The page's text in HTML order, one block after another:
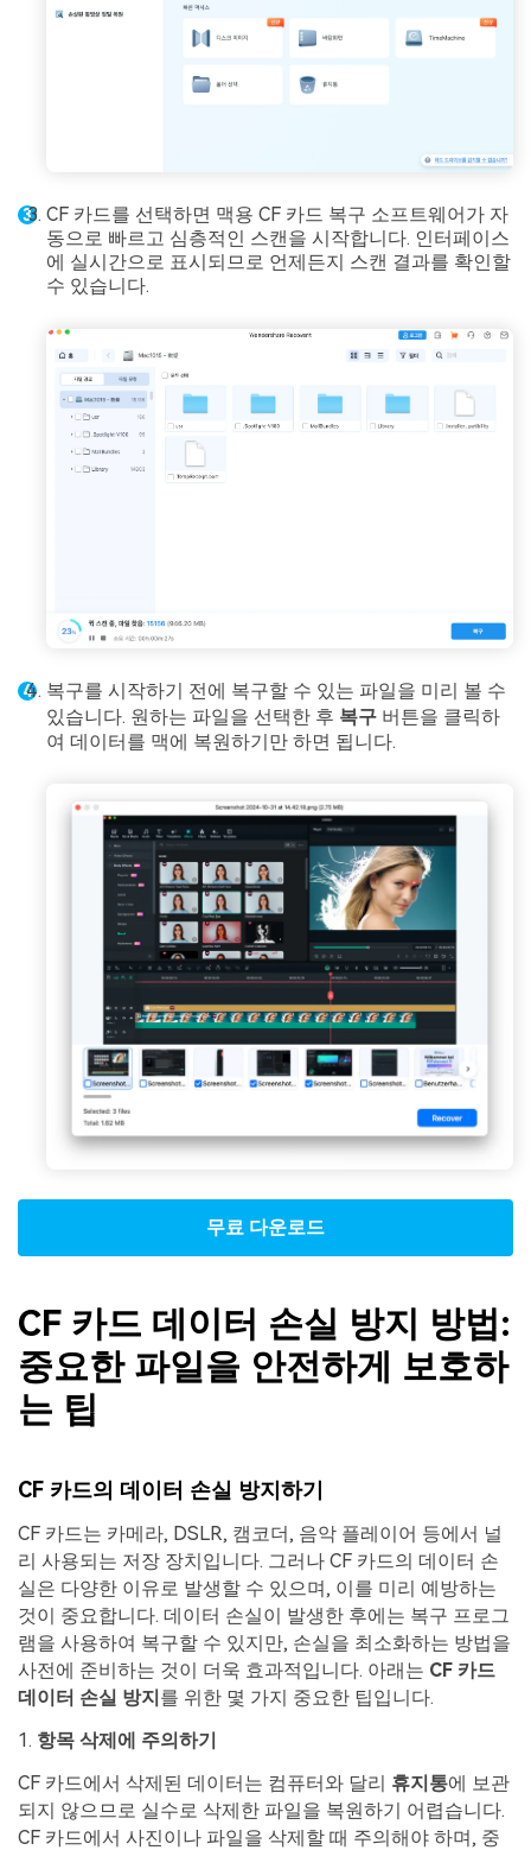
CF 카드를 선택하면 맥용 CF 카드 복구 소프트웨어가 자
동으로 빠르고 심층적인 스캔을 시작합니다. 인터페이스
에 실시간으로 표시되므로 언제든지 스캔 결과를 확인할
수 있습니다.
복구를 시작하기 전에 복구할 수 있는 파일을 미리 볼 수
있습니다. 원하는 파일을 선택한 후 복구 버튼을 클릭하
여 데이터를 맥에 복원하기만 하면 됩니다.
무료 다운로드
CF 카드 데이터 손실 방지 방법:
중요한 파일을 안전하게 보호하
는 팁
CF 카드의 데이터 손실 방지하기
CF 카드는 카메라, DSLR, 캠코더, 음악 플레이어 등에서 널
리 사용되는 저장 장치입니다. 그러나 CF 카드의 데이터 손
실은 다양한 이유로 발생할 수 있으며, 이를 미리 예방하는
것이 중요합니다. 데이터 손실이 발생한 후에는 복구 프로그
램을 사용하여 복구할 수 있지만, 손실을 최소화하는 방법을
사전에 준비하는 것이 더욱 효과적입니다. 아래는 CF 카드
데이터 손실 방지를 위한 몇 가지 중요한 팁입니다.
1. 항목 삭제에 주의하기
CF 카드에서 삭제된 데이터는 컴퓨터와 달리 휴지통에 보관
되지 않으므로 실수로 삭제한 파일을 복원하기 어렵습니다.
CF 카드에서 사진이나 파일을 삭제할 때 주의해야 하며, 중